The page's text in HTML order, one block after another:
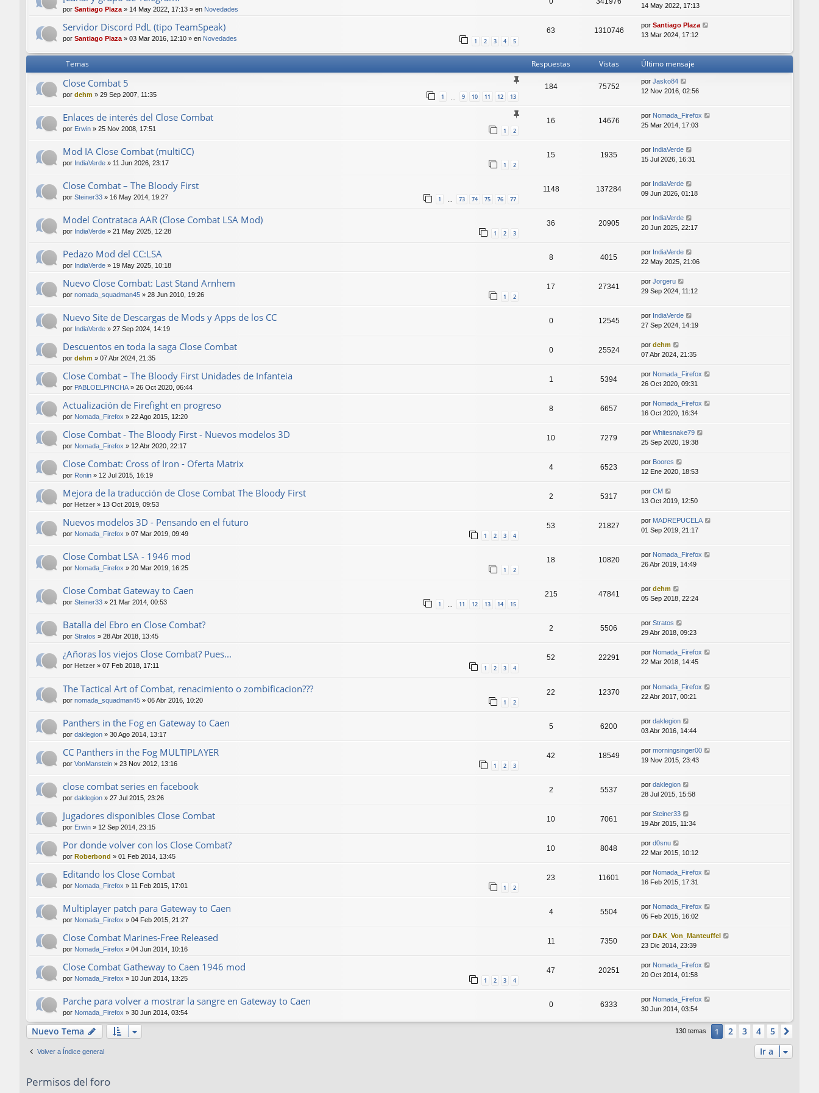
por Santiago Plaza» 14 May 2022, 17:13 » en Novedades
14 May 2022, 17:13
Servidor Discord PdL (tipo TeamSpeak)
por Santiago Plaza» 03 Mar 2016, 12:10 » en Novedades 1 2 3 4 5
63 1310746
por Santiago Plaza
13 Mar 2024, 17:12
Temas Respuestas Vistas Último mensaje
Close Combat 5
por dehm » 29 Sep 2007, 11:35 1 9 10 11 12 13
184 75752
por Jasko84
12 Nov 2016, 02:56
Enlaces de interés del Close Combat
por Erwin » 25 Nov 2008, 17:51 1 2
16 14676
por Nomada_Firefox
25 Mar 2014, 17:03
Mod IA Close Combat (multiCC)
por IndiaVerde » 11 Jun 2026, 23:17 1 2
15 1935
por IndiaVerde
15 Jul 2026, 16:31
Close Combat – The Bloody First
por Steiner33 » 16 May 2014, 19:27 1 73 74 75 76 77
1148 137284
por IndiaVerde
09 Jun 2026, 01:18
Model Contrataca AAR (Close Combat LSA Mod)
por IndiaVerde » 21 May 2025, 12:28 1 2 3
36 20905
por IndiaVerde
20 Jun 2025, 22:17
Pedazo Mod del CC:LSA
por IndiaVerde » 19 May 2025, 10:18
8 4015
por IndiaVerde
22 May 2025, 21:06
Nuevo Close Combat: Last Stand Arnhem
por nomada_squadman45 » 28 Jun 2010, 19:26 1 2
17 27341
por Jorgeru
29 Sep 2024, 11:12
Nuevo Site de Descargas de Mods y Apps de los CC
por IndiaVerde » 27 Sep 2024, 14:19
0 12545
por IndiaVerde
27 Sep 2024, 14:19
Descuentos en toda la saga Close Combat
por dehm » 07 Abr 2024, 21:35
0 25524
por dehm
07 Abr 2024, 21:35
Close Combat – The Bloody First Unidades de Infanteia
por PABLOELPINCHA » 26 Oct 2020, 06:44
1 5394
por Nomada_Firefox
26 Oct 2020, 09:31
Actualización de Firefight en progreso
por Nomada_Firefox » 22 Ago 2015, 12:20
8 6657
por Nomada_Firefox
16 Oct 2020, 16:34
Close Combat - The Bloody First - Nuevos modelos 3D
por Nomada_Firefox » 12 Abr 2020, 22:17
10 7279
por Whitesnake79
25 Sep 2020, 19:38
Close Combat: Cross of Iron - Oferta Matrix
por Ronin » 12 Jul 2015, 16:19
4 6523
por Boores
12 Ene 2020, 18:53
Mejora de la traducción de Close Combat The Bloody First
por Hetzer » 13 Oct 2019, 09:53
2 5317
por CM
13 Oct 2019, 12:50
Nuevos modelos 3D - Pensando en el futuro
por Nomada_Firefox » 07 Mar 2019, 09:49 1 2 3 4
53 21827
por MADREPUCELA
01 Sep 2019, 21:17
Close Combat LSA - 1946 mod
por Nomada_Firefox » 20 Mar 2019, 16:25 1 2
18 10820
por Nomada_Firefox
26 Abr 2019, 14:49
Close Combat Gateway to Caen
por Steiner33 » 21 Mar 2014, 00:53 1 … 11 12 13 14 15
215 47841
por dehm
05 Sep 2018, 22:24
Batalla del Ebro en Close Combat?
por Stratos » 28 Abr 2018, 13:45
2 5506
por Stratos
29 Abr 2018, 09:23
¿Añoras los viejos Close Combat? Pues...
por Hetzer » 07 Feb 2018, 17:11 1 2 3 4
52 22291
por Nomada_Firefox
22 Mar 2018, 14:45
The Tactical Art of Combat, renacimiento o zombificacion???
por nomada_squadman45 » 06 Abr 2016, 10:20 1 2
22 12370
por Nomada_Firefox
22 Abr 2017, 00:21
Panthers in the Fog en Gateway to Caen
por daklegion » 30 Ago 2014, 13:17
5 6200
por daklegion
03 Abr 2016, 14:44
CC Panthers in the Fog MULTIPLAYER
por VonManstein » 23 Nov 2012, 13:16 1 2 3
42 18549
por morningsinger00
19 Nov 2015, 23:43
close combat series en facebook
por daklegion » 27 Jul 2015, 23:26
2 5537
por daklegion
28 Jul 2015, 15:58
Jugadores disponibles Close Combat
por Erwin » 12 Sep 2014, 23:15
10 7061
por Steiner33
19 Abr 2015, 11:34
Por donde volver con los Close Combat?
por Roberbond » 01 Feb 2014, 13:45
10 8048
por d0snu
22 Mar 2015, 10:12
Editando los Close Combat
por Nomada_Firefox » 11 Feb 2015, 17:01 1 2
23 11601
por Nomada_Firefox
16 Feb 2015, 17:31
Multiplayer patch para Gateway to Caen
por Nomada_Firefox » 04 Feb 2015, 21:27
4 5504
por Nomada_Firefox
05 Feb 2015, 16:02
Close Combat Marines-Free Released
por Nomada_Firefox » 04 Jun 2014, 10:16
11 7350
por DAK_Von_Manteuffel
23 Dic 2014, 23:39
Close Combat Gatheway to Caen 1946 mod
por Nomada_Firefox » 10 Jun 2014, 13:25 1 2 3 4
47 20251
por Nomada_Firefox
20 Oct 2014, 01:58
Parche para volver a mostrar la sangre en Gateway to Caen
por Nomada_Firefox » 30 Jun 2014, 03:54
0 6333
por Nomada_Firefox
30 Jun 2014, 03:54
Nuevo Tema 130 temas 1 2 3 4 5
Volver a Índice general Ir a
Permisos del foro